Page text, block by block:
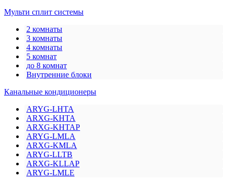
Мульти сплит системы
2 комнаты
3 комнаты
4 комнаты
5 комнат
до 8 комнат
Внутренние блоки
Канальные кондиционеры
ARYG-LHTA
ARXG-KHTA
ARXG-KHTAP
ARYG-LMLA
ARXG-KMLA
ARYG-LLTB
ARXG-KLLAP
ARYG-LMLE